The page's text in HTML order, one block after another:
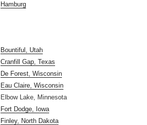
Hamburg
Bountiful, Utah
Cranfill Gap, Texas
De Forest, Wisconsin
Eau Claire, Wisconsin
Elbow Lake, Minnesota
Fort Dodge, Iowa
Finley, North Dakota